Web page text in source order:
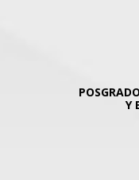
POSGRADO
Y